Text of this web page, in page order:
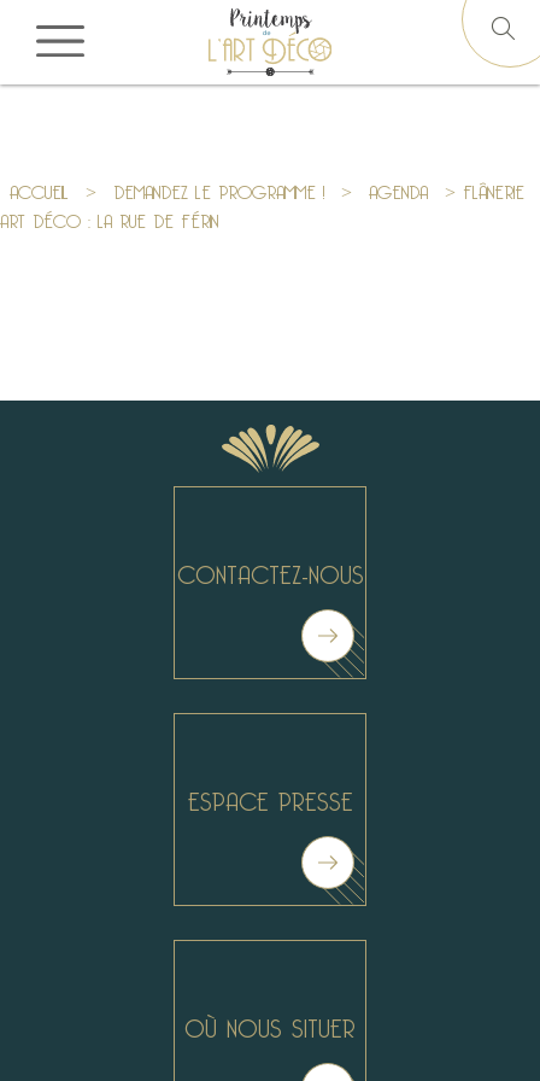
#
ACCUEIL > DEMANDEZ LE PROGRAMME ! > AGENDA > FLÂNERIE
ART DÉCO : LA RUE DE FÉRIN
CONTACTEZ-NOUS
ESPACE PRESSE
OÙ NOUS SITUER